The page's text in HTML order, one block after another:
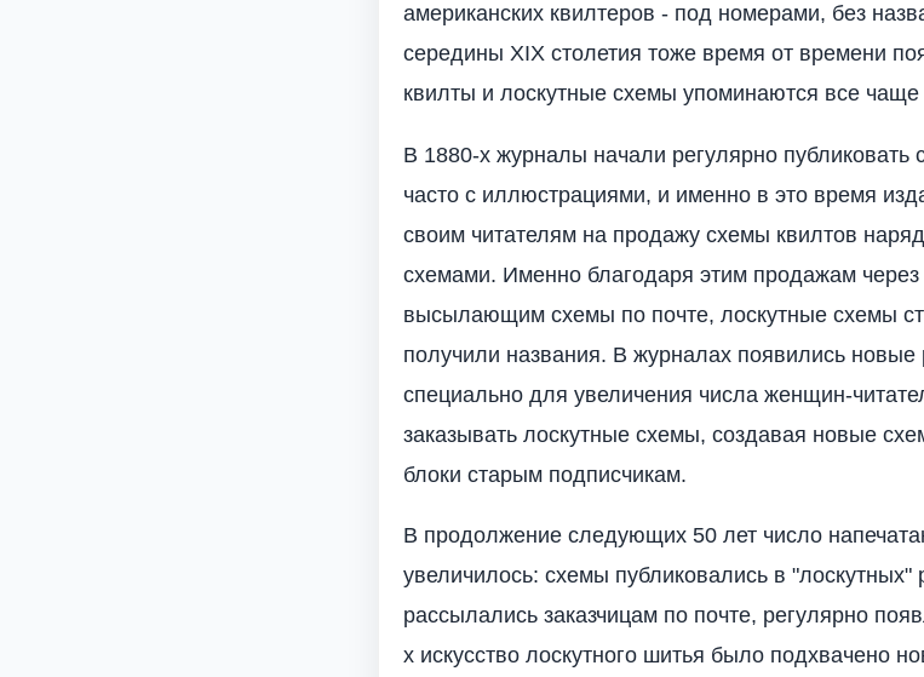
американских квилтеров - под номерами, без
середины XIX столетия тоже время от времени
квилты и лоскутные схемы упоминаются все
В 1880-х журналы начали регулярно публиковать
часто с иллюстрациями, и именно в это время
своим читателям на продажу схемы квилтов
схемами. Именно благодаря этим продажам
высылающим схемы по почте, лоскутные схемы
получили названия. В журналах появились новые
специально для увеличения числа женщин-
заказывать лоскутные схемы, создавая новые
блоки старым подписчикам.
В продолжение следующих 50 лет число
увеличилось: схемы публиковались в "лоскутных"
рассылались заказчицам по почте, регулярно
х искусство лоскутного шитья было подхвачено